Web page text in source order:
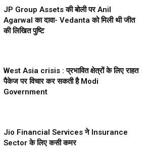
JP Group Assets की बोली पर Anil
Agarwal का दावा- Vedanta को मिली थी जीत
की लिखित पुष्टि
West Asia crisis : प्रभावित क्षेत्रों के लिए राहत
पैकेज पर विचार कर सकती है Modi
Government
Jio Financial Services ने Insurance
Sector के लिए कसी कमर